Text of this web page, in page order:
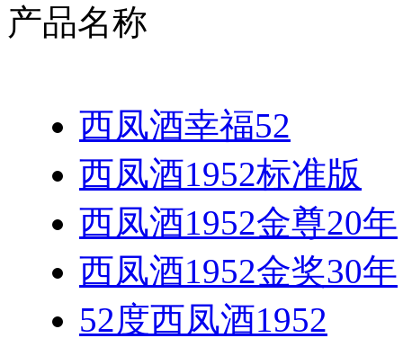
产品名称
西凤酒幸福52
西凤酒1952标准版
西凤酒1952金尊20年
西凤酒1952金奖30年
52度西凤酒1952